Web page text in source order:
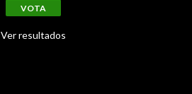
Ver resultados